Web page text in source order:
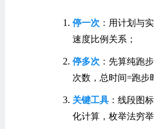
停一次 ：用计划与
速度比例关系；
停多次 ：先算纯跑
次数，总时间=跑步
关键工具：线段图
化计算，枚举法穷举